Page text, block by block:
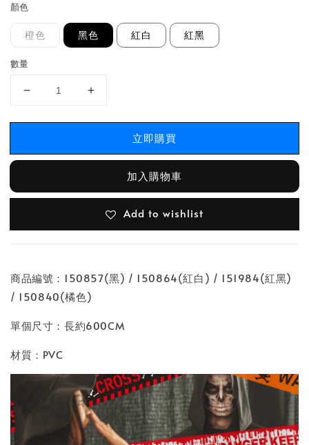
顏色
橙色 黑色 紅白 紅黑
數量
立即購買
加入購物車
Add to wishlist
商品編號：150857(黑) / 150864(紅白) / 151984(紅黑)
/ 150840(橘色)
單個尺寸：長約600CM
材質：PVC